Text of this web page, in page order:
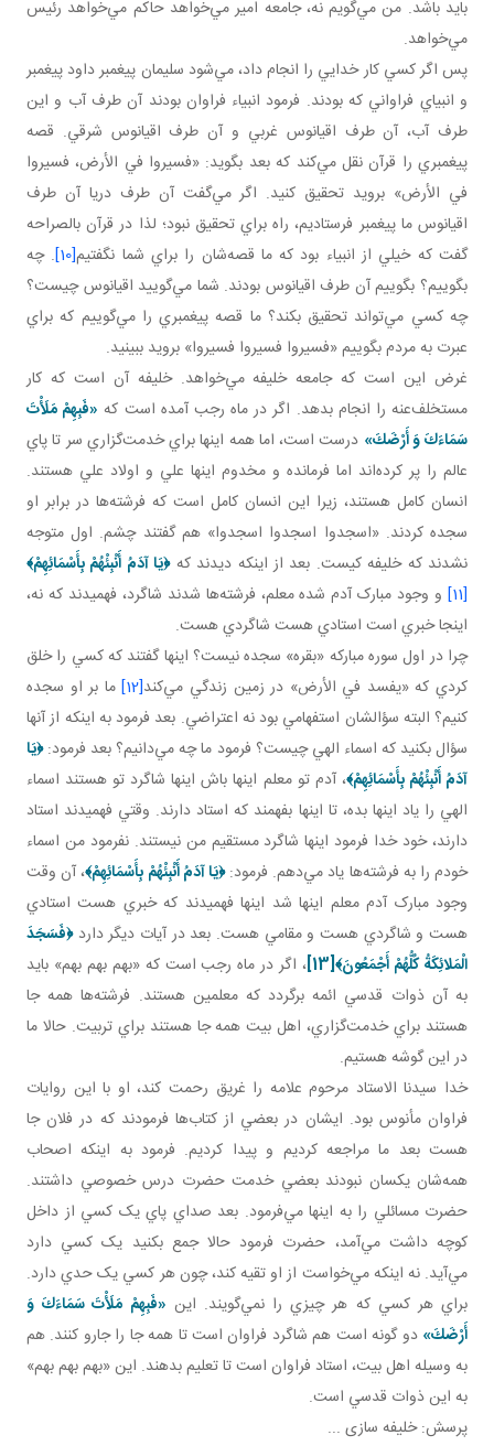
بايد باشد. من مي‌گويم نه، جامعه امير مي‌خواهد حاکم مي‌خواهد رئيس
مي‌خواهد.
پس اگر کسي کار خدايي را انجام داد، مي‌شود سليمان پيغمبر داود پيغمبر
و انبياي فراواني که بودند. فرمود انبياء فراوان بودند آن طرف آب و اين
طرف آب، آن طرف اقيانوس غربي و آن طرف اقيانوس شرقي. قصه
پيغمبري را قرآن نقل مي‌کند که بعد بگويد: «فسيروا في الأرض، فسيروا
في الأرض» برويد تحقيق کنيد. اگر مي‌گفت آن طرف دريا آن طرف
اقيانوس ما پيغمبر فرستاديم، راه براي تحقيق نبود؛ لذا در قرآن بالصراحه
گفت که خيلي از انبياء بود که ما قصه‌شان را براي شما نگفتيم[10]
. چه
بگوييم؟ بگوييم آن طرف اقيانوس بودند. شما مي‌گوييد اقيانوس چيست؟
چه کسي مي‌تواند تحقيق بکند؟ ما قصه پيغمبري را مي‌گوييم که براي
عبرت به مردم بگوييم «فسيروا فسيروا فسيروا» برويد ببينيد.
غرض اين است که جامعه خليفه مي‌خواهد. خليفه آن است که کار
مستخلف‌عنه را انجام بدهد. اگر در ماه رجب آمده است که «فَبِهِمْ مَلَأْتَ
سَمَاءَكَ وَ أَرْضَكَ» درست است، اما همه اينها براي خدمت‌گزاري سر تا پاي
عالم را پر کرده‌اند اما فرمانده و مخدوم اينها علي و اولاد علي هستند.
انسان کامل‌ هستند، زيرا اين انسان کامل است که فرشته‌ها در برابر او
سجده کردند. «اسجدوا اسجدوا اسجدوا» هم گفتند چشم. اول متوجه
نشدند که خليفه کيست. بعد از اينکه ديدند که﴿يَا آدَمُ أَنْبِئْهُمْ بِأَسْمَائِهِمْ﴾
[11]
و وجود مبارک آدم شده معلم، فرشته‌ها شدند شاگرد، فهميدند که نه،
اينجا خبري است استادي هست شاگردي هست.
چرا در اول سوره مبارکه «بقره» سجده نيست؟ اينها گفتند که کسي را خلق
کردي که «يفسد في الأرض» در زمين زندگي مي‌کند[12]
ما بر او سجده
کنيم؟ البته سؤالشان استفهامي بود نه اعتراضي. بعد فرمود به اينکه از آنها
سؤال بکنيد که اسماء الهي چيست؟ فرمود ما چه مي‌دانيم؟ بعد فرمود:﴿يَا
آدَمُ أَنْبِئْهُمْ بِأَسْمَائِهِمْ﴾، آدم تو معلم اينها باش اينها شاگرد تو هستند اسماء
الهي را ياد اينها بده، تا اينها بفهمند که استاد دارند. وقتي فهميدند استاد
دارند، خود خدا فرمود اينها شاگرد مستقيم من نيستند. نفرمود من اسماء
خودم را به فرشته‌ها ياد مي‌دهم. فرمود:﴿يَا آدَمُ أَنْبِئْهُمْ بِأَسْمَائِهِمْ﴾، آن وقت
وجود مبارک آدم معلم اينها شد اينها فهميدند که خبري هست استادي
هست و شاگردي هست و مقامي هست. بعد در آيات ديگر دارد﴿فَسَجَدَ
الْمَلائِكَةُ كُلُّهُمْ أَجْمَعُونَ﴾[13]
، اگر در ماه رجب است که «بهم بهم بهم» بايد
به آن ذوات قدسي ائمه برگردد که معلمين هستند. فرشته‌ها همه جا
هستند براي خدمت‌گزاري، اهل بيت همه جا هستند براي تربيت. حالا ما
در اين گوشه هستيم.
خدا سيدنا الاستاد مرحوم علامه را غريق رحمت کند، او با اين روايات
فراوان مأنوس بود. ايشان در بعضي از کتاب‌ها فرمودند که در فلان جا
هست بعد ما مراجعه کرديم و پيدا کرديم. فرمود به اينکه اصحاب
همه‌شان يکسان نبودند بعضي خدمت حضرت درس خصوصي داشتند.
حضرت مسائلي را به اينها مي‌فرمود. بعد صداي پاي يک کسي از داخل
کوچه داشت مي‌آمد، حضرت فرمود حالا جمع بکنيد يک کسي دارد
مي‌آيد. نه اينکه مي‌خواست از او تقيه کند، چون هر کسي يک حدي دارد.
براي هر کسي که هر چيزي را نمي‌گويند. اين «فَبِهِمْ مَلَأْتَ سَمَاءَكَ وَ
أَرْضَكَ» دو گونه است هم شاگرد فراوان است تا همه جا را جارو کنند. هم
به وسيله اهل بيت، استاد فراوان است تا تعليم بدهند. اين «بهم بهم بهم»
به اين ذوات قدسي است.
پرسش: خليفه سازی ...